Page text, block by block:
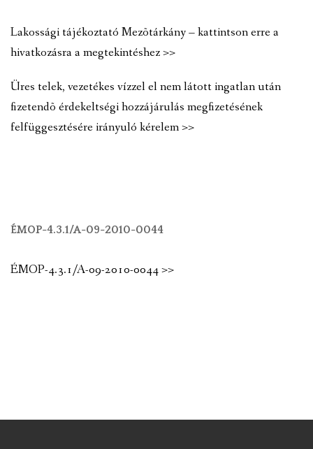
Lakossági tájékoztató Mezõtárkány – kattintson erre a
hivatkozásra a megtekintéshez >>
Üres telek, vezetékes vízzel el nem látott ingatlan után
fizetendõ érdekeltségi hozzájárulás megfizetésének
felfüggesztésére irányuló kérelem >>
ÉMOP-4.3.1/A-09-2010-0044
ÉMOP-4.3.1/A-09-2010-0044 >>